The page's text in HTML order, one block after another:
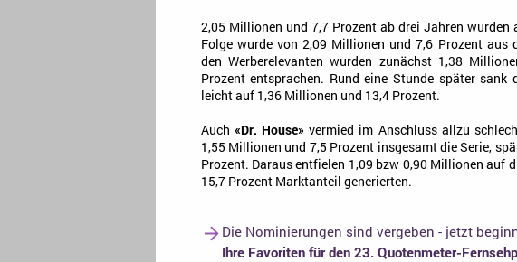
2,05 Millionen und 7,7 Prozent ab drei Jahren wurden
Folge wurde von 2,09 Millionen und 7,6 Prozent aus
den Werberelevanten wurden zunächst 1,38
Prozent entsprachen. Rund eine Stunde später sank
leicht auf 1,36 Millionen und 13,4 Prozent.
Auch «Dr. House» vermied im Anschluss allzu
1,55 Millionen und 7,5 Prozent insgesamt die Serie,
Prozent. Daraus entfielen 1,09 bzw 0,90 Millionen auf
15,7 Prozent Marktanteil generierten.
Die Nominierungen sind vergeben - jetzt
Ihre Favoriten für den 23. Quotenmeter-